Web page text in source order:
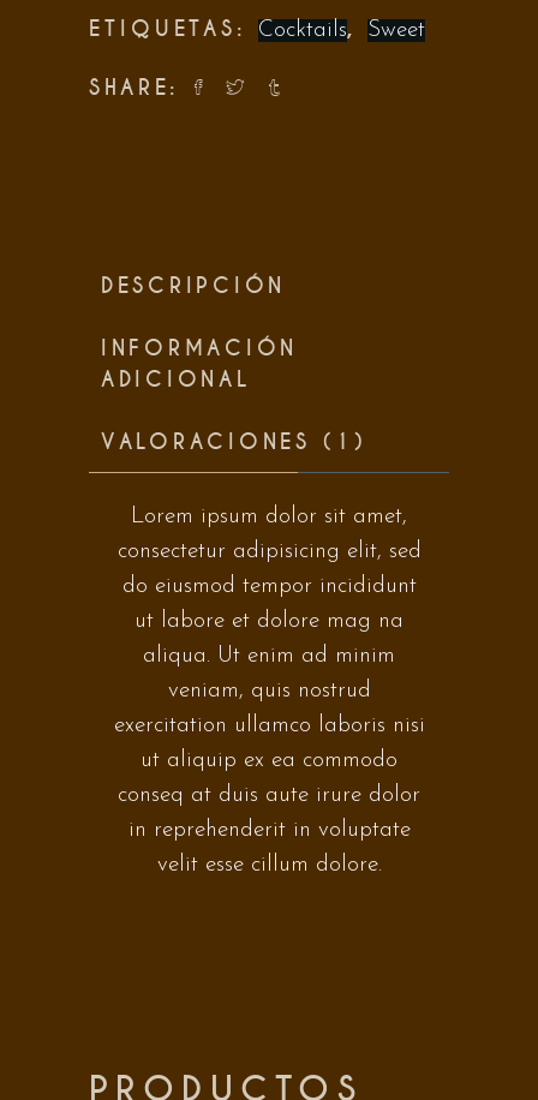
ETIQUETAS: Cocktails, Sweet
SHARE:
DESCRIPCIÓN
INFORMACIÓN
ADICIONAL
VALORACIONES (1)
Lorem ipsum dolor sit amet,
consectetur adipisicing elit, sed
do eiusmod tempor incididunt
ut labore et dolore mag na
aliqua. Ut enim ad minim
veniam, quis nostrud
exercitation ullamco laboris nisi
ut aliquip ex ea commodo
conseq at duis aute irure dolor
in reprehenderit in voluptate
velit esse cillum dolore.
PRODUCTOS